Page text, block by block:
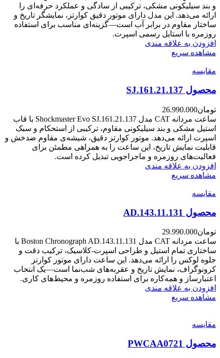
و بند سیلیکونی مشکی، ترکیبی از سادگی و عملکرد حرفه‌ای را
ارائه می‌دهد. این مدل دارای موتور دقیق کوارتز، نمایشگر تاریخ و
ساختار مقاوم در برابر آب است—گزینه‌ای مناسب برای استفاده
روزمره با استایل رسمی اسپرت.
افزودن به علاقه مندی
مشاهده سریع
مقایسه
محصول SJ.161.21.137
تومان26.990.000
ساعت مردانه CAT مدل Shockmaster Evo SJ.161.21.137 با قاب
استیل مشکی و بند سیلیکونی مقاوم، ترکیبی از استحکام و سبک
اسپرت ارائه می‌دهد. موتور کوارتز دقیق، شیشه‌ی مقاوم ضدخش و
قابلیت نمایش تاریخ، این ساعت را به همراهی مطمئن برای
فعالیت‌های روزمره و ماجراجویی تبدیل کرده است.
افزودن به علاقه مندی
مشاهده سریع
مقایسه
محصول AD.143.11.131
تومان29.990.000
ساعت مردانه CAT مدل Boston Chronograph AD.143.11.131 با
ساختاری تمام استیل و طراحی اسپرت-کلاسیک، ترکیب دقت و
جلوه لوکس را ارائه می‌دهد. این ساعت دارای موتور کوارتز
کرونوگراف، نمایش تاریخ و عقربه‌های شب‌نما است—یک انتخاب
اعتبارساز و همه‌کاره برای استفاده روزمره و محیط‌های کاری.
افزودن به علاقه مندی
مشاهده سریع
مقایسه
محصول PWCAA0721